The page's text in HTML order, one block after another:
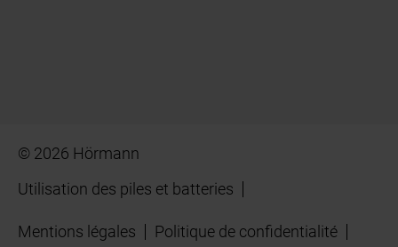
© 2026 Hörmann
Utilisation des piles et batteries
Mentions légales Politique de confidentialité